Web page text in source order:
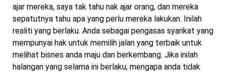
ajar mereka, saya tak tahu nak ajar orang, dan mereka
sepatutnya tahu apa yang perlu mereka lakukan. Inilah
realiti yang berlaku. Anda sebagai pengasas syarikat yang
mempunyai hak untuk memilih jalan yang terbaik untuk
melihat bisnes anda maju dan berkembang. Jika inilah
halangan yang selama ini berlaku, mengapa anda tidak